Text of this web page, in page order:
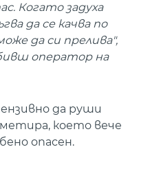
Когато задуха
да се качва по
да си прелива",
оператор на
да руши
което вече
опасен.